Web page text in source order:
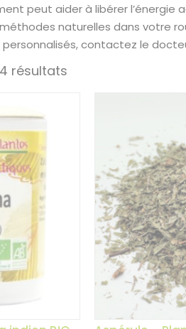
peut aider à libérer l’énergie
naturelles dans votre
personnalisés, contactez le
résultats